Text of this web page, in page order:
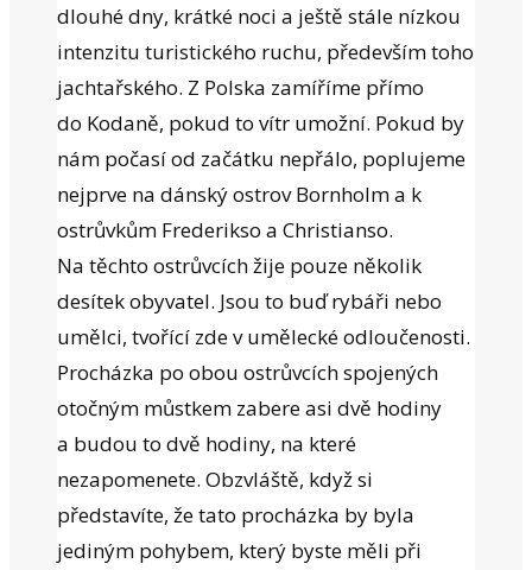
dlouhé dny, krátké noci a ještě stále nízkou
intenzitu turistického ruchu, především toho
jachtařského. Z Polska zamíříme přímo
do Kodaně, pokud to vítr umožní. Pokud by
nám počasí od začátku nepřálo, poplujeme
nejprve na dánský ostrov Bornholm a k
ostrůvkům Frederikso a Christianso.
Na těchto ostrůvcích žije pouze několik
desítek obyvatel. Jsou to buď rybáři nebo
umělci, tvořící zde v umělecké odloučenosti.
Procházka po obou ostrůvcích spojených
otočným můstkem zabere asi dvě hodiny
a budou to dvě hodiny, na které
nezapomenete. Obzvláště, když si
představíte, že tato procházka by byla
jediným pohybem, který byste měli při